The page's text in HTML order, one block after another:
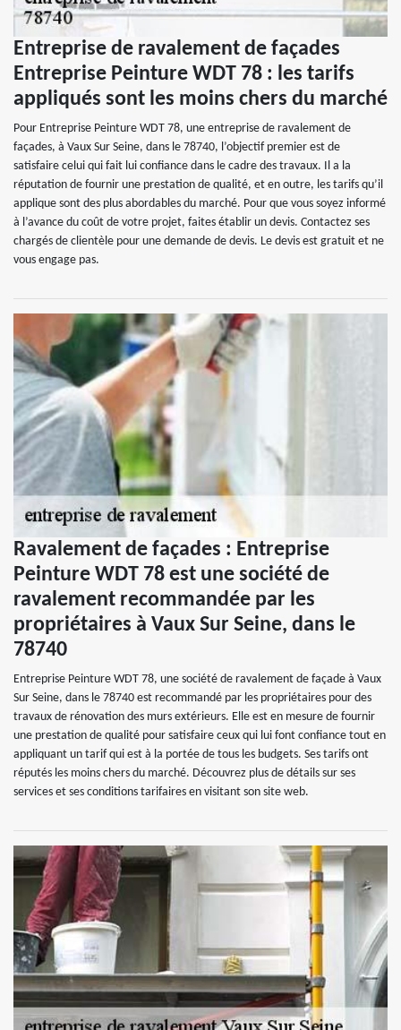
Entreprise de ravalement de façades
Entreprise Peinture WDT 78 : les tarifs
appliqués sont les moins chers du marché
Pour Entreprise Peinture WDT 78, une entreprise de ravalement de
façades, à Vaux Sur Seine, dans le 78740, l’objectif premier est de
satisfaire celui qui fait lui confiance dans le cadre des travaux. Il a la
réputation de fournir une prestation de qualité, et en outre, les tarifs qu’il
applique sont des plus abordables du marché. Pour que vous soyez informé
à l’avance du coût de votre projet, faites établir un devis. Contactez ses
chargés de clientèle pour une demande de devis. Le devis est gratuit et ne
vous engage pas.
Ravalement de façades : Entreprise
Peinture WDT 78 est une société de
ravalement recommandée par les
propriétaires à Vaux Sur Seine, dans le
78740
Entreprise Peinture WDT 78, une société de ravalement de façade à Vaux
Sur Seine, dans le 78740 est recommandé par les propriétaires pour des
travaux de rénovation des murs extérieurs. Elle est en mesure de fournir
une prestation de qualité pour satisfaire ceux qui lui font confiance tout en
appliquant un tarif qui est à la portée de tous les budgets. Ses tarifs ont
réputés les moins chers du marché. Découvrez plus de détails sur ses
services et ses conditions tarifaires en visitant son site web.